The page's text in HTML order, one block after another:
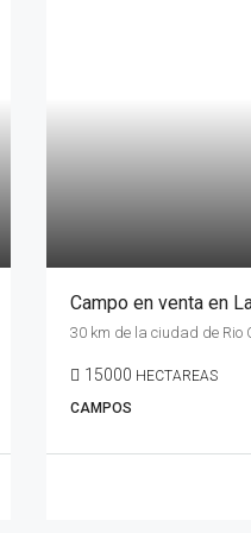
15000 HECTAREAS
CAMPOS